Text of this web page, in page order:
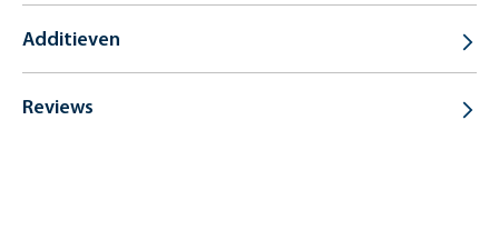
Additieven
Reviews